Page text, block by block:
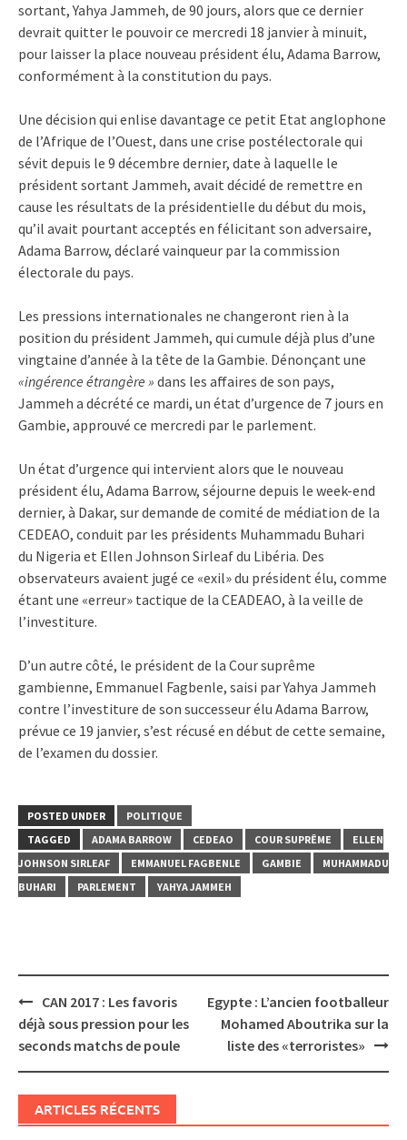
sortant, Yahya Jammeh, de 90 jours, alors que ce dernier
devrait quitter le pouvoir ce mercredi 18 janvier à minuit,
pour laisser la place nouveau président élu, Adama Barrow,
conformément à la constitution du pays.
Une décision qui enlise davantage ce petit Etat anglophone
de l’Afrique de l’Ouest, dans une crise postélectorale qui
sévit depuis le 9 décembre dernier, date à laquelle le
président sortant Jammeh, avait décidé de remettre en
cause les résultats de la présidentielle du début du mois,
qu’il avait pourtant acceptés en félicitant son adversaire,
Adama Barrow, déclaré vainqueur par la commission
électorale du pays.
Les pressions internationales ne changeront rien à la
position du président Jammeh, qui cumule déjà plus d’une
vingtaine d’année à la tête de la Gambie. Dénonçant une
«ingérence étrangère » dans les affaires de son pays,
Jammeh a décrété ce mardi, un état d’urgence de 7 jours en
Gambie, approuvé ce mercredi par le parlement.
Un état d’urgence qui intervient alors que le nouveau
président élu, Adama Barrow, séjourne depuis le week-end
dernier, à Dakar, sur demande de comité de médiation de la
CEDEAO, conduit par les présidents Muhammadu Buhari
du Nigeria et Ellen Johnson Sirleaf du Libéria. Des
observateurs avaient jugé ce «exil» du président élu, comme
étant une «erreur» tactique de la CEADEAO, à la veille de
l’investiture.
D’un autre côté, le président de la Cour suprême
gambienne, Emmanuel Fagbenle, saisi par Yahya Jammeh
contre l’investiture de son successeur élu Adama Barrow,
prévue ce 19 janvier, s’est récusé en début de cette semaine,
de l’examen du dossier.
POSTED UNDER
POLITIQUE
TAGGED
ADAMA BARROW CEDEAO COUR SUPRÊME
ELLEN
JOHNSON SIRLEAF
EMMANUEL FAGBENLE GAMBIE
MUHAMMADU
BUHARI
PARLEMENT YAHYA JAMMEH
Post
navigation
CAN 2017 : Les favoris
déjà sous pression pour les
seconds matchs de poule
Egypte : L’ancien footballeur
Mohamed Aboutrika sur la
liste des «terroristes»
ARTICLES RÉCENTS